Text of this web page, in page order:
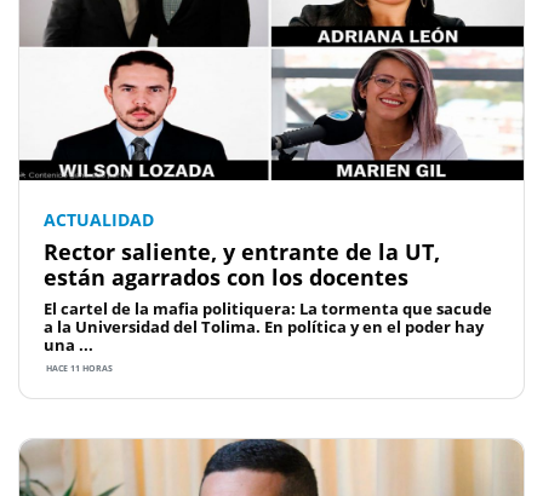
ACTUALIDAD
Rector saliente, y entrante de la UT,
están agarrados con los docentes
El cartel de la mafia politiquera: La tormenta que sacude
a la Universidad del Tolima. En política y en el poder hay
una ...
HACE 11 HORAS